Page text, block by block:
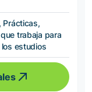
Prácticas,
trabaja para
estudios